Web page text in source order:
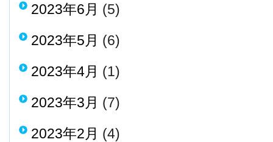
2023年6月 (5)
2023年5月 (6)
2023年4月 (1)
2023年3月 (7)
2023年2月 (4)